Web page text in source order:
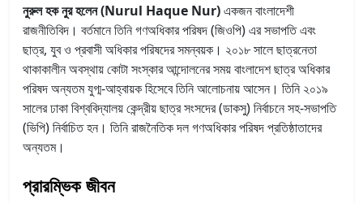
নুরুল হক নুর হলেন (Nurul Haque Nur)একজন বাংলাদেশী
রাজনীতিবিদ। বর্তমানে তিনি গণঅধিকার পরিষদ (জিওপি) এর সভাপতি এবং
ছাত্র, যুব ও প্রবাসী অধিকার পরিষদের সমন্বয়ক। ২০১৮ সালে ছাত্রনেতা
থাকাকালীন অবস্থায় কোটা সংস্কার আন্দোলনের সময় বাংলাদেশ ছাত্র অধিকার
পরিষদ অন্যতম যুগ্ম-আহ্বায়ক হিসেবে তিনি আলোচনায় আসেন। তিনি ২০১৯
সালের ঢাকা বিশ্ববিদ্যালয় কেন্দ্রীয় ছাত্র সংসদের (ডাকসু) নির্বাচনে সহ-সভাপতি
(ভিপি) নির্বাচিত হন। তিনি রাজনৈতিক দল গণঅধিকার পরিষদ প্রতিষ্ঠাতাদের
অন্যতম।
প্রারম্ভিক জীবন